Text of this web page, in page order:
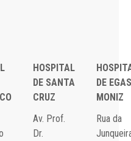
HOSPITAL
DE SANTA
CRUZ
Av. Prof.
Dr.
DE EGAS
MONIZ
Rua da